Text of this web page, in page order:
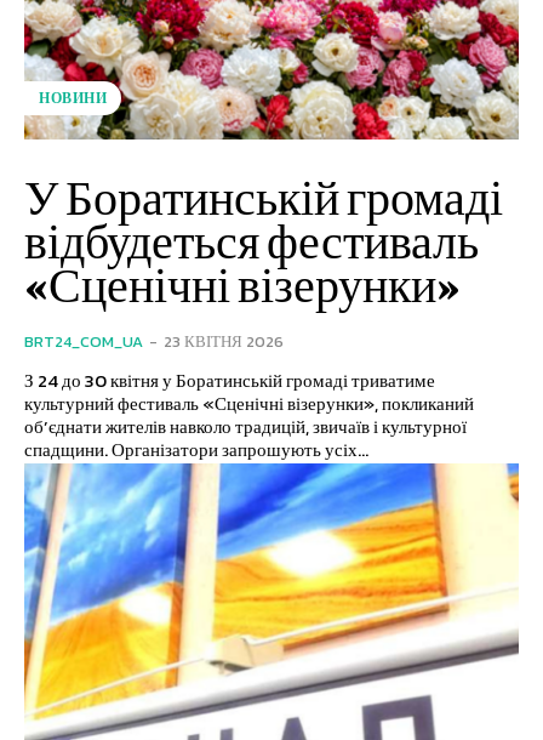
НОВИНИ
У Боратинській громаді
відбудеться фестиваль
«Сценічні візерунки»
BRT24_COM_UA - 23 КВІТНЯ 2026
З 24 до 30 квітня у Боратинській громаді триватиме
культурний фестиваль «Сценічні візерунки», покликаний
об’єднати жителів навколо традицій, звичаїв і культурної
спадщини. Організатори запрошують усіх...